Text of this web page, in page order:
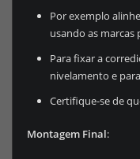
Por exemplo
usando as
Para fixar a
nivelamento e
Certifique-se de
Montagem Final: